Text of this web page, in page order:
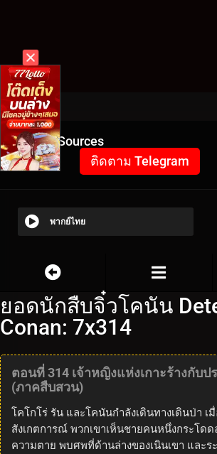
Video Sources
ติดตาม Telegram
พากย์ไทย
ยอดนักสืบจิ๋วโคนัน
Conan: 7x314
ตอนที่ 314 เจ้าหญิงแห่งเกาะร้างกับป
(ภาคสืบสวน)
โคโกโร่ รัน และโคนันกำลังเดินทางเดินป่า เ
สังเกตการณ์ พวกเขาเห็นชายคนหนึ่งกระโด
ความตาย พบศพที่ด้านล่างของเนินเขา และร